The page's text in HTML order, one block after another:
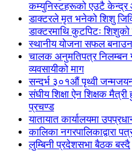
कम्युनिस्टहरूको एउटै
डाक्टरले मृत भनेको शिशु
डाक्टरमाथि कुटपिटः
स्थानीय योजना सफल
चालक अनुमतिपत्र निलम्बन
व्यवसायीको माग
सन्दर्भ ३०१औं पृथ्वी
संघीय शिक्षा ऐन शिक्षक
प्रचण्ड
यातायात कार्यालयमा
कालिका नगरपालिकाद्वारा
लुम्बिनी प्रदेशसभा बैठक बस्दै